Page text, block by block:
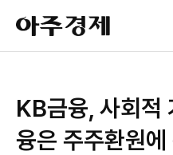
아
주
경
KB금융, 사회적
융은 주주환원에